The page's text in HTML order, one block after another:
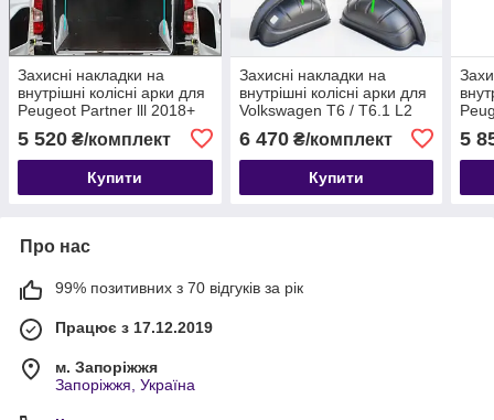
Захисні накладки на
внутрішні колісні арки для
Peugeot Partner lll 2018+
5 520 ₴/комплект
Купити
Захисні накладки на
внутрішні колісні арки для
Volkswagen T6 / T6.1 L2
Фінляндія/
6 470₴/комплект
Купити
5
Про нас
99% позитивних з 70 відгуків за рік
Працює з 17.12.2019
м. Запоріжжя
Запоріжжя, Україна